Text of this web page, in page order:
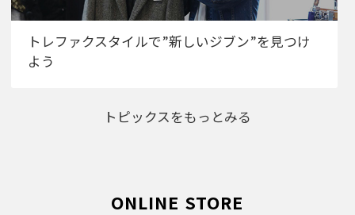
トレファクスタイルで”新しいジブン”を見つけ
よう
トピックスをもっとみる
ONLINE STORE